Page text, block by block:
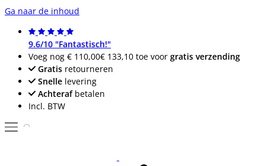
Ga naar de inhoud
9.6/10 "Fantastisch!"
Voeg nog € 110,00€ 133,10 toe voor gratis verzending
Gratis retourneren
Snelle levering
Achterafbetalen
Incl. BTW